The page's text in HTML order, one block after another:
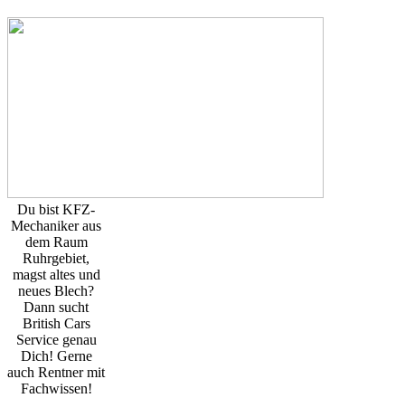
Du bist KFZ-
Mechaniker aus
dem Raum
Ruhrgebiet,
magst altes und
neues Blech?
Dann sucht
British Cars
Service genau
Dich! Gerne
auch Rentner mit
Fachwissen!